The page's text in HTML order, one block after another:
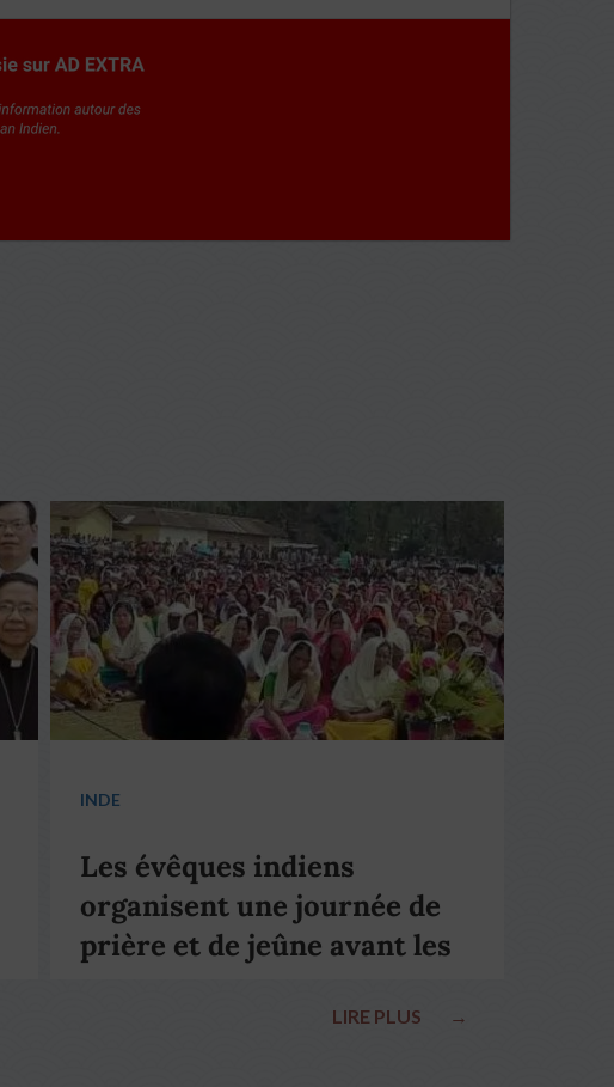
INDE
Les évêques indiens
organisent une journée de
prière et de jeûne avant les
LIRE PLUS →